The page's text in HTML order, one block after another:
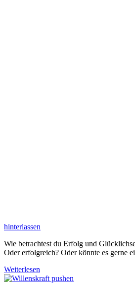
hinterlassen
Wie betrachtest du Erfolg und
Oder erfolgreich? Oder könnte es gerne
Weiterlesen